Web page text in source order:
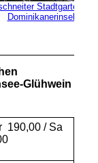
Stadtgarten mit
Dominikanerinsel
Glühwein
190,00 / Sa